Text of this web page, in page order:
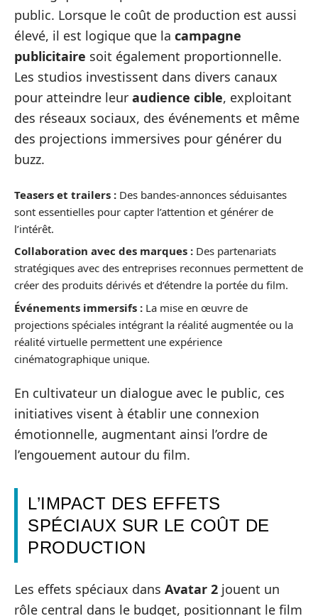
public. Lorsque le coût de production est aussi
élevé, il est logique que la campagne
publicitaire soit également proportionnelle.
Les studios investissent dans divers canaux
pour atteindre leur audience cible, exploitant
des réseaux sociaux, des événements et même
des projections immersives pour générer du
buzz.
Teasers et trailers : Des bandes-annonces séduisantes
sont essentielles pour capter l’attention et générer de
l’intérêt.
Collaboration avec des marques : Des partenariats
stratégiques avec des entreprises reconnues permettent de
créer des produits dérivés et d’étendre la portée du film.
Événements immersifs : La mise en œuvre de
projections spéciales intégrant la réalité augmentée ou la
réalité virtuelle permettent une expérience
cinématographique unique.
En cultivateur un dialogue avec le public, ces
initiatives visent à établir une connexion
émotionnelle, augmentant ainsi l’ordre de
l’engouement autour du film.
L’IMPACT DES EFFETS
SPÉCIAUX SUR LE COÛT DE
PRODUCTION
Les effets spéciaux dans Avatar 2 jouent un
rôle central dans le budget, positionnant le film